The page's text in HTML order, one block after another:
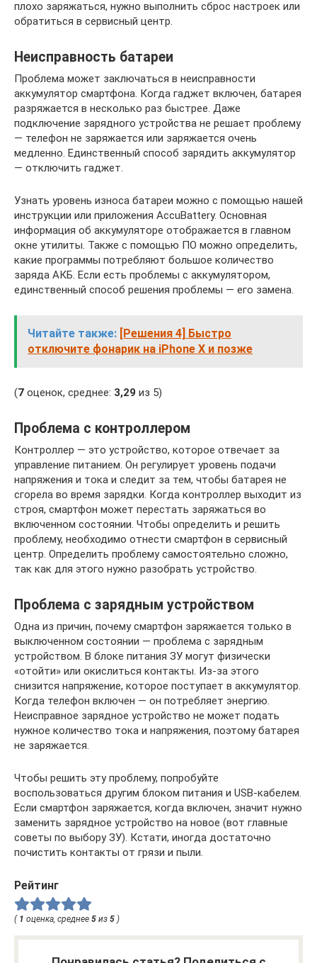
плохо заряжаться, нужно выполнить сброс настроек или
обратиться в сервисный центр.
Неисправность батареи
Проблема может заключаться в неисправности
аккумулятор смартфона. Когда гаджет включен, батарея
разряжается в несколько раз быстрее. Даже
подключение зарядного устройства не решает проблему
— телефон не заряжается или заряжается очень
медленно. Единственный способ зарядить аккумулятор
— отключить гаджет.
Узнать уровень износа батареи можно с помощью нашей
инструкции или приложения AccuBattery. Основная
информация об аккумуляторе отображается в главном
окне утилиты. Также с помощью ПО можно определить,
какие программы потребляют большое количество
заряда АКБ. Если есть проблемы с аккумулятором,
единственный способ решения проблемы — его замена.
Читайте также: [Решения 4] Быстро
отключите фонарик на iPhone X и позже
(7 оценок, среднее: 3,29 из 5)
Проблема с контроллером
Контроллер — это устройство, которое отвечает за
управление питанием. Он регулирует уровень подачи
напряжения и тока и следит за тем, чтобы батарея не
сгорела во время зарядки. Когда контроллер выходит из
строя, смартфон может перестать заряжаться во
включенном состоянии. Чтобы определить и решить
проблему, необходимо отнести смартфон в сервисный
центр. Определить проблему самостоятельно сложно,
так как для этого нужно разобрать устройство.
Проблема с зарядным устройством
Одна из причин, почему смартфон заряжается только в
выключенном состоянии — проблема с зарядным
устройством. В блоке питания ЗУ могут физически
«отойти» или окислиться контакты. Из-за этого
снизится напряжение, которое поступает в аккумулятор.
Когда телефон включен — он потребляет энергию.
Неисправное зарядное устройство не может подать
нужное количество тока и напряжения, поэтому батарея
не заряжается.
Чтобы решить эту проблему, попробуйте
воспользоваться другим блоком питания и USB-кабелем.
Если смартфон заряжается, когда включен, значит нужно
заменить зарядное устройство на новое (вот главные
советы по выбору ЗУ). Кстати, иногда достаточно
почистить контакты от грязи и пыли.
Рейтинг
( 1 оценка, среднее 5 из 5 )